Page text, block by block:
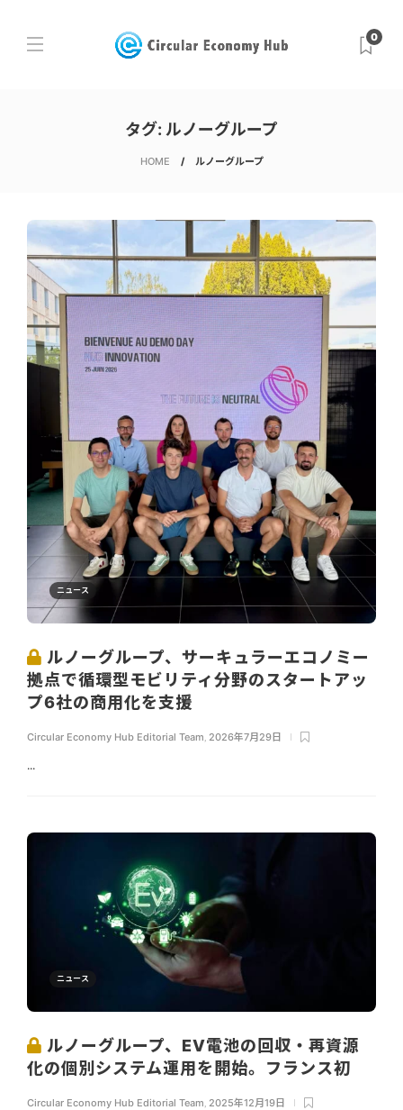
0
タグ: ルノーグループ
HOME ルノーグループ
ニュース
ルノーグループ、サーキュラーエコノミー
拠点で循環型モビリティ分野のスタートアッ
プ6社の商用化を支援
Circular Economy Hub Editorial Team, 2026年7月29日
...
ニュース
ルノーグループ、EV電池の回収・再資源
化の個別システム運用を開始。フランス初
Circular Economy Hub Editorial Team, 2025年12月19日